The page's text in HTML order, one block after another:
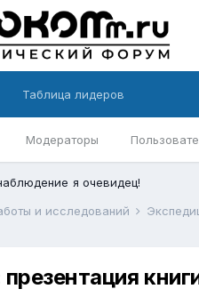
Модераторы
Таблица лидеров
я очевидец!
и исследований